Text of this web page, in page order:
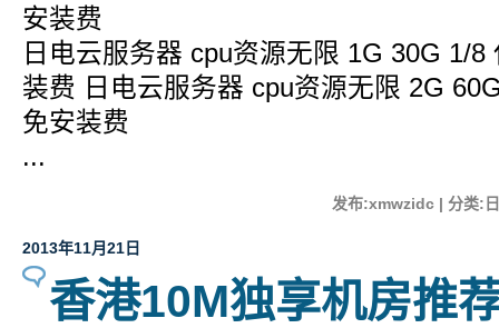
安装费
日电云服务器 cpu资源无限 1G 30G 1/
装费 日电云服务器 cpu资源无限 2G
免安装费
...
发布:xmwzidc | 分类:
2013年11月21日
香港10M独享机房推